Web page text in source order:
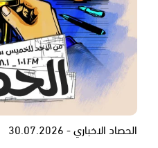
الحصاد الاخباري - 30.07.2026